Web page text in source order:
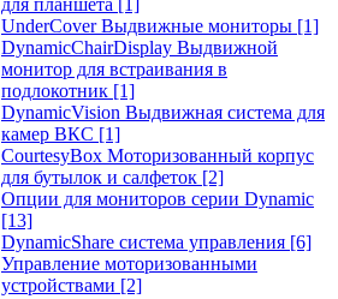
для планшета [1]
UnderCover Выдвижные мониторы [1]
DynamicChairDisplay Выдвижной
монитор для встраивания в
подлокотник [1]
DynamicVision Выдвижная система для
камер ВКС [1]
CourtesyBox Моторизованный корпус
для бутылок и салфеток [2]
Опции для мониторов серии Dynamic
[13]
DynamicShare система управления [6]
Управление моторизованными
устройствами [2]